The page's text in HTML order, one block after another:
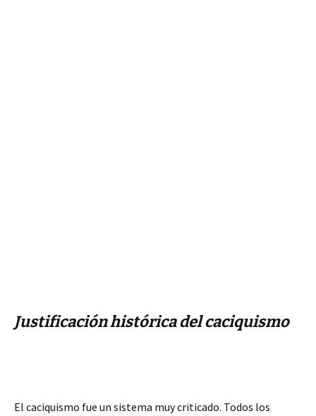
Justificación histórica del caciquismo
El caciquismo fue un sistema muy criticado. Todos los